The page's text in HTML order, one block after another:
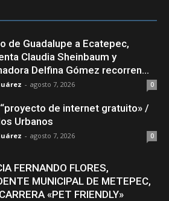
de Guadalupe a Ecatepec,
Claudia Sheinbaum y
Delfina Gómez recorren...
- agosto 7, 2026 0
de internet gratuito» /
Urbanos
- agosto 7, 2026 0
FERNANDO FLORES,
MUNICIPAL DE METEPEC,
«PET FRIENDLY»